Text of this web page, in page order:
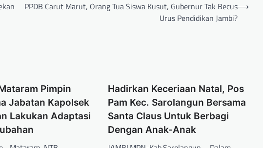
PPDB Carut Marut, Orang Tua Siswa Kusut, Gubernur Tak Becus
Urus Pendidikan Jambi?
⟶
Pimpin
Jabatan Kapolsek
Lakukan Adaptasi
Hadirkan Keceriaan Natal, Pos
Pam Kec. Sarolangun Bersama
Santa Claus Untuk Berbagi
Dengan Anak-Anak